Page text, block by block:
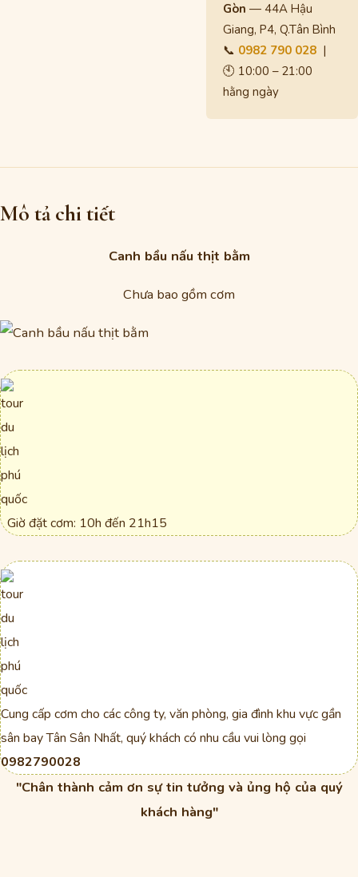
Gòn — 44A Hậu
Giang, P4, Q.Tân Bình
📞 0982 790 028 |
🕙 10:00 – 21:00
hằng ngày
Mô tả chi tiết
Canh bầu nấu thịt bằm
Chưa bao gồm cơm
Giờ đặt cơm: 10h đến 21h15
Cung cấp cơm cho các công ty, văn phòng, gia đình khu vực gần
sân bay Tân Sân Nhất, quý khách có nhu cầu vui lòng gọi
0982790028
"Chân thành cảm ơn sự tin tưởng và ủng hộ của quý
khách hàng"